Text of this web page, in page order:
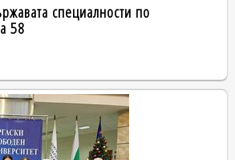
специалности по
58